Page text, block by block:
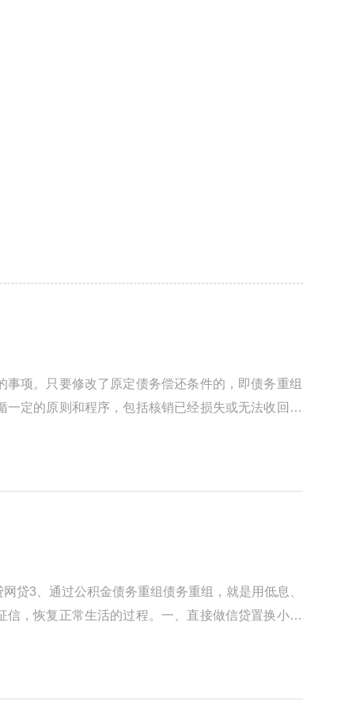
项。只要修改了原定债务偿还条件的，即债务重组
定的原则和程序，包括核销已经损失或无法收回的
贷3、通过公积金债务重组债务重组，就是用低息、
，恢复正常生活的过程。一、直接做信贷置换小贷